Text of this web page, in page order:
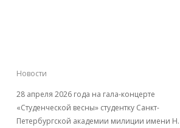
Новости
28 апреля 2026 года на гала-концерте
«Студенческой весны» студентку Санкт-
Петербургской академии милиции имени Н.